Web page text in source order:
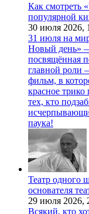
Как смотреть
популярной
30 июля 2026,
31 июля на
Новый день»
посвящённая
главной роли
фильм, в
красное трико
тех, кто
паука!
Театр одного
основателя
29 июля 2026,
Всякий, кто